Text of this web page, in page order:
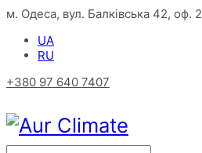
м. Одеса, вул. Балківська 42, оф. 2
UA
RU
+380 97 640 7407